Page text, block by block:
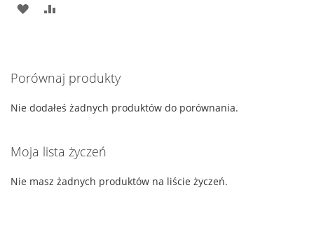
DODAJ
ŻYCZEŃ
Porównaj produkty
Nie dodałeś żadnych produktów do porównania.
Moja lista życzeń
Nie masz żadnych produktów na liście życzeń.